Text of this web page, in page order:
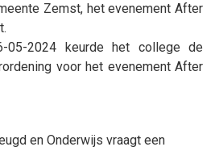
Zemst, het evenement After
05-2024 keurde het college de
voor het evenement After
en Onderwijs vraagt een